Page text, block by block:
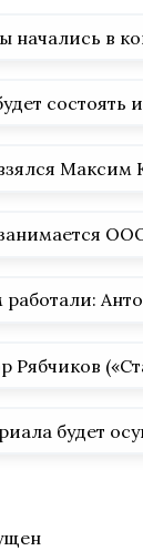
начались в
состоять
Рябчиков
будет